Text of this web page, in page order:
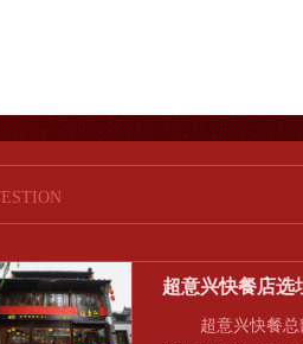
超意兴快餐店选
超意兴快餐总部